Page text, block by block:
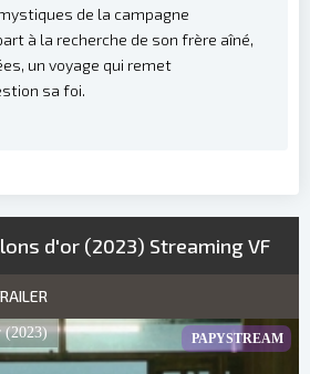
de la campagne
à la recherche de son frère aîné,
un voyage qui remet
sa foi.
d'or (2023) Streaming VF
(2023) PAPYSTREAM